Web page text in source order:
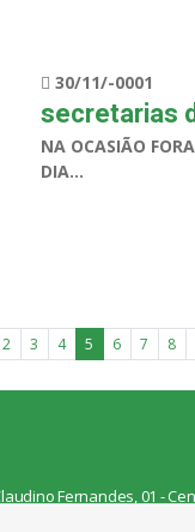
30/11/-0001
secretarias
NA OCASIÃO
DIA...
2 3 4 5 6 7 8
Fernandes, 01 -